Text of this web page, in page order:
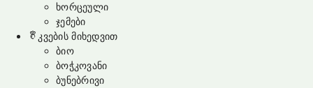
ხორცეული
ჯემები
კვების მიხედვით
ბიო
ბოჭკოვანი
ბუნებრივი